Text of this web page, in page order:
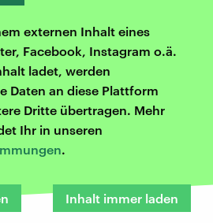
externen Inhalt eines
Facebook, Instagram o.ä.
ladet, werden
Daten an diese Plattform
Dritte übertragen. Mehr
Ihr in unseren
.
Inhalt immer laden